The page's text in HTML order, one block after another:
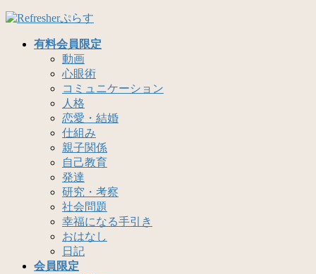
コ
ナ
有料会員限定
動画
心眼術
コミュニケーション
人格
恋愛・結婚
仕組み
親子関係
自己教育
発達
研究・考察
社会問題
幸福になる手引き
おはなし
日記
会員限定